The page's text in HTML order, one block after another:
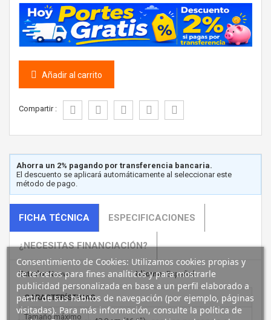
Añadir al carrito
Compartir :
Ahorra un 2% pagando por transferencia bancaria.
El descuento se aplicará automáticamente al seleccionar este
método de pago.
FICHA TÉCNICA ESPECIFICACIONES
¿NECESITAS FINANCIACIÓN?
Estado:Nuevo Idioma:Español
CARACTERÍSTICAS
Tamaño máximo
Consentimiento de Cookies: Utilizamos cookies propias y
de terceros para fines analíticos y para mostrarle
publicidad personalizada en base a un perfil elaborado a
partir de sus hábitos de navegación (por ejemplo, páginas
visitadas). Para más información, consulte la política de